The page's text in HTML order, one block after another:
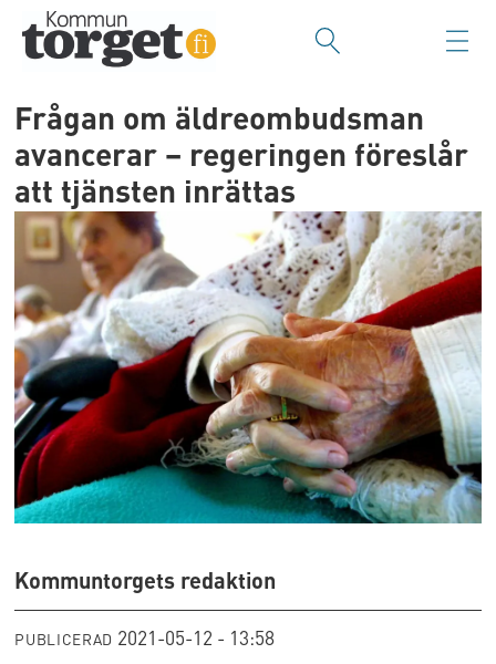
Frågan om äldreombudsman
avancerar – regeringen föreslår
att tjänsten inrättas
Kommuntorgets redaktion
PUBLICERAD 2021-05-12 - 13:58